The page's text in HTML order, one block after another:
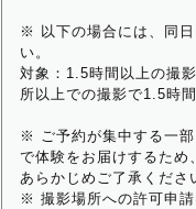
※ 以下の場合には、同
い。
対象：1.5時間以上の撮
所以上での撮影で1.5時
※ ご予約が集中する一
で体験をお届けするため
あらかじめご了承くださ
※ 撮影場所への許可申